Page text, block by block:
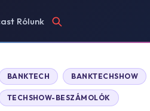
Rólunk
BANKTECH BANKTECHSHOW
TECHSHOW-BESZÁMOLÓK